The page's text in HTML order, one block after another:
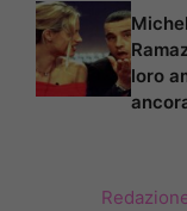
loro